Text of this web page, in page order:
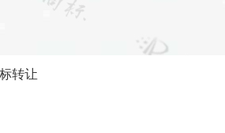
转让